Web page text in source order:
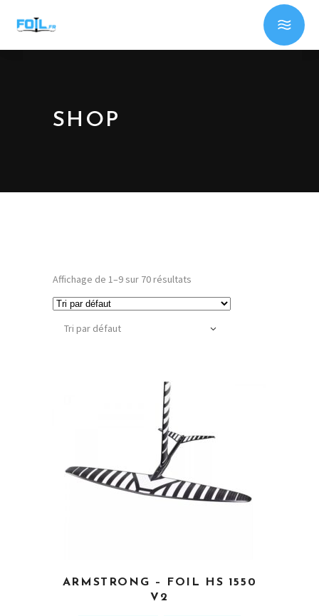
SHOP
Affichage de 1–9 sur 70 résultats
Tri par défaut
CHOIX DES OPTIONS
ARMSTRONG – FOIL HS 1550
V2